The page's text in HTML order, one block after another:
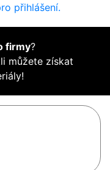
přihlášení.
firmy?
můžete získat